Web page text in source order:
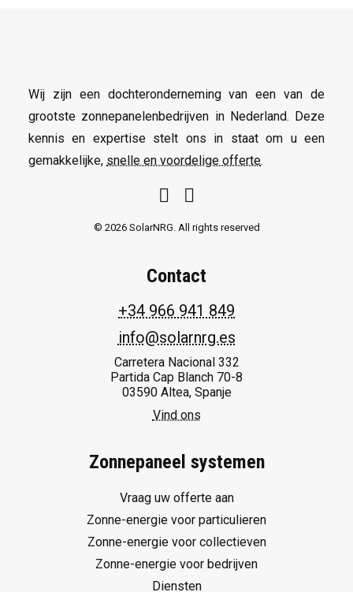
Wij zijn een dochteronderneming van een van de
grootste zonnepanelenbedrijven in Nederland. Deze
kennis en expertise stelt ons in staat om u een
gemakkelijke, snelle en voordelige offerte.
© 2026 SolarNRG. All rights reserved
Contact
+34 966 941 849
info@solarnrg.es
Carretera Nacional 332
Partida Cap Blanch 70-8
03590 Altea, Spanje
Vind ons
Zonnepaneel systemen
Vraag uw offerte aan
Zonne-energie voor particulieren
Zonne-energie voor collectieven
Zonne-energie voor bedrijven
Diensten